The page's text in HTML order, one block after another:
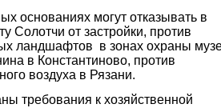
основаниях могут отказывать в
Солотчи от застройки, против
ландшафтов в зонах охраны
в Константиново, против
воздуха в Рязани.
требования к хозяйственной